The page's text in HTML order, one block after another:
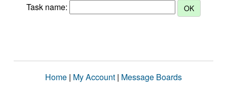
Task name:
Home | My Account | Message Boards